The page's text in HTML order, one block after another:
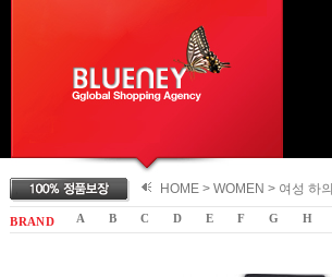
HOME > WOMEN > 여성 하의
B R A N D A B C D E F G H